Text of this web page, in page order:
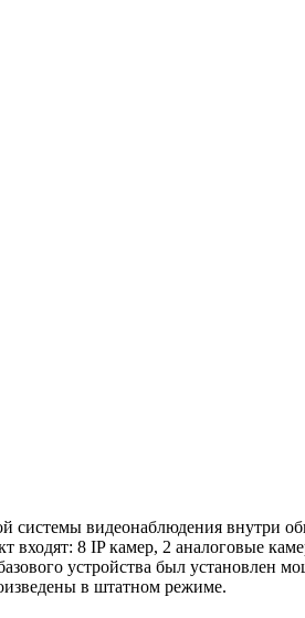
видеонаблюдения внутри
входят: 8 IP камер, 2 аналоговые
устройства был установлен
в штатном режиме.